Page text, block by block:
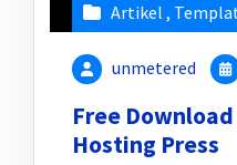
Artikel ,
unmetered
Free
Hosting Press